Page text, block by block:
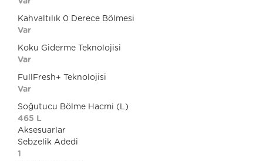
Kahvaltılık 0 Derece Bölmesi
Var
Koku Giderme Teknolojisi
Var
FullFresh+ Teknolojisi
Var
Soğutucu Bölme Hacmi (L)
465 L
Aksesuarlar
Sebzelik Adedi
1